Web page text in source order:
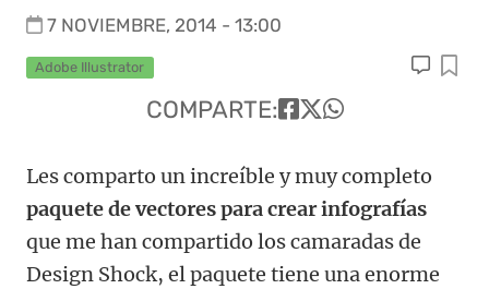
7 NOVIEMBRE, 2014 - 13:00
Adobe Illustrator
COMPARTE:
Les comparto un increíble y muy completo
paquete de vectores para crear infografías
que me han compartido los camaradas de
Design Shock, el paquete tiene una enorme